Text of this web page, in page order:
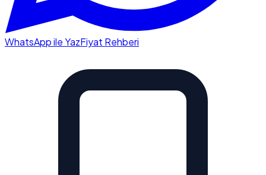
WhatsApp ile YazFiyat Rehberi